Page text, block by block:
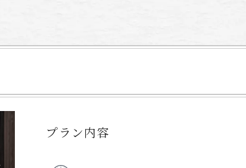
プラン内容